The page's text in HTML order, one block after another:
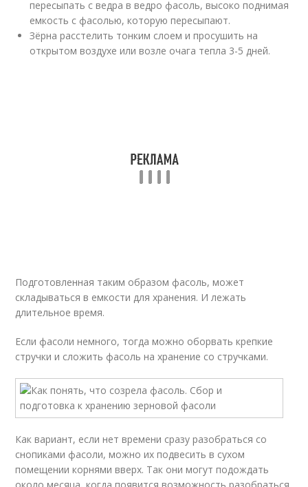
пересыпать с ведра в ведро фасоль, высоко поднимая
емкость с фасолью, которую пересыпают.
Зёрна расстелить тонким слоем и просушить на
открытом воздухе или возле очага тепла 3-5 дней.
Подготовленная таким образом фасоль, может
складываться в емкости для хранения. И лежать
длительное время.
Если фасоли немного, тогда можно оборвать крепкие
стручки и сложить фасоль на хранение со стручками.
Как вариант, если нет времени сразу разобраться со
снопиками фасоли, можно их подвесить в сухом
помещении корнями вверх. Так они могут подождать